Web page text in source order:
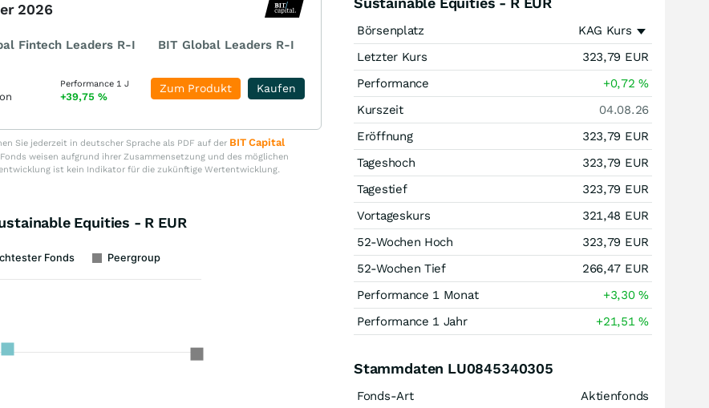
2026
Fintech Leaders R-I BIT Global Leaders R-I
Performance 1 J
+39,75 %
Kaufen
Zum Produkt
Sie jederzeit in deutscher Sprache als PDF auf der BIT Capital
weisen aufgrund ihrer Zusammensetzung und des möglichen
ist kein Indikator für die zukünftige Wertentwicklung.
Equities - R EUR
Fonds Peergroup
Börsenplatz
KAG Kurs
Letzter Kurs
323,79 EUR
Performance
+0,72%
Kurszeit
04.08.26
Eröffnung
323,79 EUR
Tageshoch
323,79 EUR
Tagestief
323,79 EUR
Vortageskurs
321,48 EUR
52-Wochen Hoch
323,79 EUR
52-Wochen Tief
266,47 EUR
Performance 1 Monat
+3,30%
Performance 1 Jahr
+21,51%
Stammdaten LU0845340305
Fonds-Art
Aktienfonds